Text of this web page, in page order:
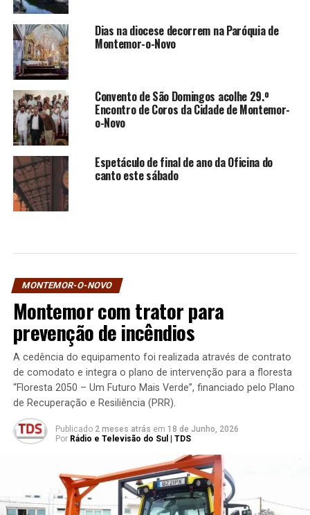
Dias na diocese decorrem na Paróquia de
Montemor-o-Novo
Convento de São Domingos acolhe 29.º
Encontro de Coros da Cidade de Montemor-
o-Novo
Espetáculo de final de ano da Oficina do
canto este sábado
MONTEMOR-O-NOVO
Montemor com trator para
prevenção de incêndios
A cedência do equipamento foi realizada através de contrato
de comodato e integra o plano de intervenção para a floresta
“Floresta 2050 – Um Futuro Mais Verde”, financiado pelo Plano
de Recuperação e Resiliência (PRR).
Publicado 2 meses atrás em 18 de Junho, 2026
Por Rádio e Televisão do Sul | TDS